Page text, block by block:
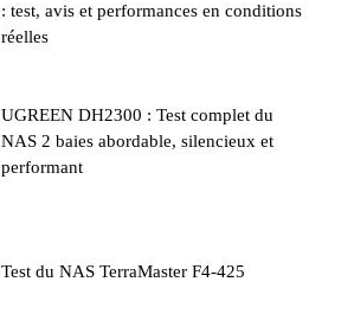
: test, avis et performances en conditions
réelles
UGREEN DH2300 : Test complet du
NAS 2 baies abordable, silencieux et
performant
Test du NAS TerraMaster F4-425